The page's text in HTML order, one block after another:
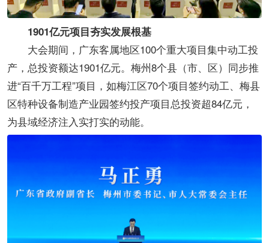
1901亿元项目夯实发展根基​
大会期间，广东客属地区100个重大项目集中动工投
产，总投资额达1901亿元。梅州8个县（市、区）同步推
进“百千万工程”项目，如梅江区70个项目签约动工、梅县
区特种设备制造产业园签约投产项目总投资超84亿元，
为县域经济注入实打实的动能。